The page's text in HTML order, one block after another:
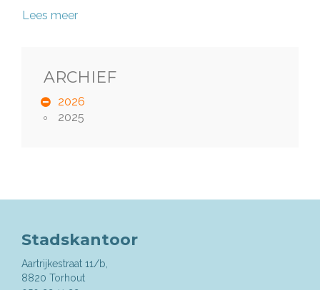
Lees meer
ARCHIEF
2026
2025
Stadskantoor
Aartrijkestraat 11/b,
,8820 Torhout